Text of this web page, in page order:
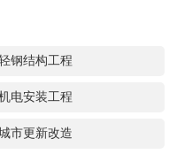
钢结构工程
电安装工程
市更新改造